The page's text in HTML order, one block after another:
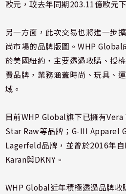
歐元，較去年同期203.11億歐元
另一方面，此次交易也將進一步
尚市場的品牌版圖。WHP
於美國紐約，主要透過收購、授
費品牌，業務涵蓋時尚、玩具、
域。
目前WHP Global旗下已擁有
Star Raw等品牌；G-III Apparel
Lagerfeld品牌，並曾於2016年
Karan與DKNY。
WHP Global近年積極透過品牌收